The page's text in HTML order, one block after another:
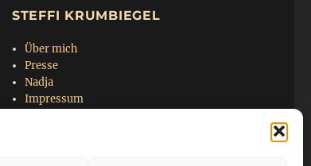
STEFFI KRUMBIEGEL
Über mich
Presse
Nadja
Impressum